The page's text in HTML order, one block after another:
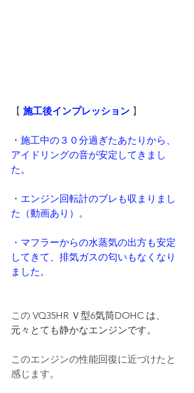
【 施工後インプレッション 】
・施工中の３０分過ぎたあたりから、
アイドリングの音が安定してきまし
た。
・エンジン回転計のブレも収まりまし
た（動画あり）。
・マフラーからの水蒸気の出方も安定
してきて、排気ガスの匂いもなくなり
ました。
この VQ35HR Ｖ型6気筒DOHC は、
元々とても静かなエンジンです。
このエンジンの性能回復に近づけたと
感じます。